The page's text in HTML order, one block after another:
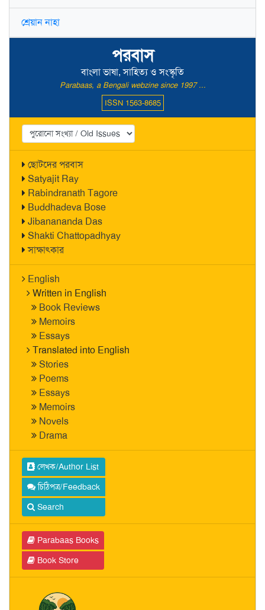
পরবাস
বাংলা ভাষা, সাহিত্য ও সংস্কৃতি
Parabaas, a Bengali webzine since 1997 ...
ISSN 1563-8685
ছোটদের পরবাস
Satyajit Ray
Rabindranath Tagore
Buddhadeva Bose
Jibanananda Das
Shakti Chattopadhyay
সাক্ষাৎকার
English
Written in English
Book Reviews
Memoirs
Essays
Translated into English
Stories
Poems
Essays
Memoirs
Novels
Drama
লেখক/Author List
চিঠিপত্র/Feedback
Search
Parabaas Books
Book Store
শ্রেয়ান নাহা